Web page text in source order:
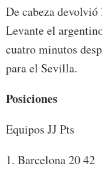
De cabeza
Levante el
cuatro minutos
para el Sevilla.
Posiciones
Equipos JJ Pts
1. Barcelona 20 42